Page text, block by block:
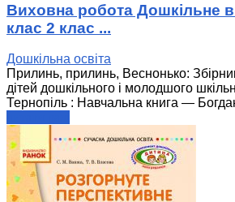
Виховна робота Дошкільне
клас 2 клас ...
Дошкільна освіта
Прилинь, прилинь, Веснонько:
дітей дошкільного і молодшого
Тернопіль : Навчальна книга —